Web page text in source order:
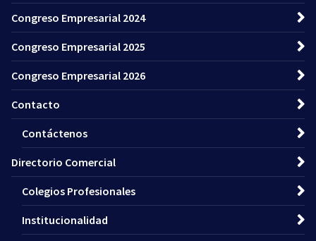
Congreso Empresarial 2024
Congreso Empresarial 2025
Congreso Empresarial 2026
Contacto
Contáctenos
Directorio Comercial
Colegios Profesionales
Institucionalidad